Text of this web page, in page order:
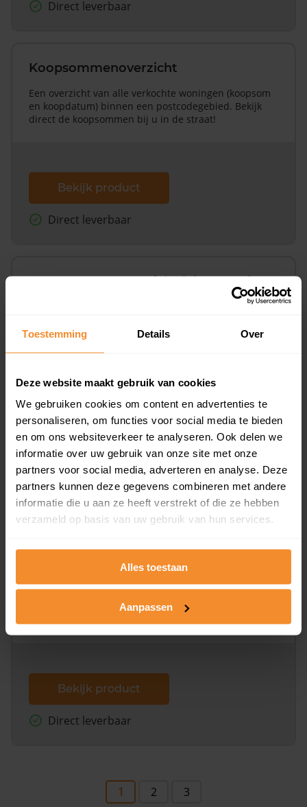
Toestemming Details Over
Deze website maakt gebruik van cookies
We gebruiken cookies om content en advertenties te
personaliseren, om functies voor social media te bieden
en om ons websiteverkeer te analyseren. Ook delen we
informatie over uw gebruik van onze site met onze
partners voor social media, adverteren en analyse. Deze
partners kunnen deze gegevens combineren met andere
informatie die u aan ze heeft verstrekt of die ze hebben
verzameld op basis van uw gebruik van hun services.
Alles toestaan
Aanpassen
Direct leverbaar
Koopsommenoverzicht
Een overzicht van alle verkochte woningen (koopsom
en koopdatum) binnen een postcodegebied. Bekijk
direct de koopsommen bij u in de straat!
Bekijk product
Direct leverbaar
Koopsommenoverzicht (1 jaar gratis
en koopdatum) binnen een postcodegebied. Dit
koopsommen.
Bekijk product
Direct leverbaar
Kadastrale kaart pakket
Alleen globale ligging perceel
omliggende percelen met de kadastrale erfgrenzen,
Bekijk product
Direct leverbaar
1 2 3